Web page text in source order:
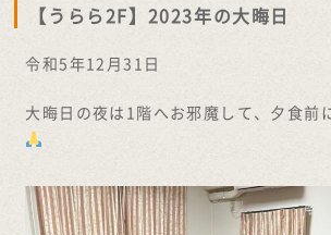
【うらら2F】2023年の大晦日
令和5年12月31日
大晦日の夜は1階へお邪魔して、夕食前